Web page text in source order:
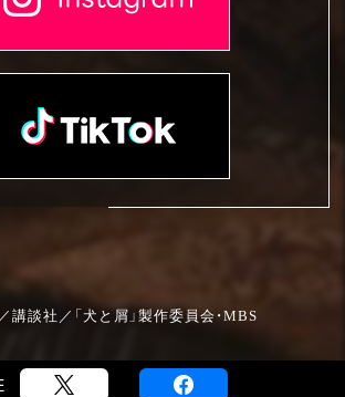
2023.7.14 update!
しました。
講談社／「犬と屑」製作委員会・MBS